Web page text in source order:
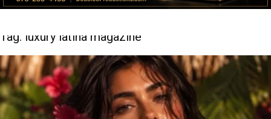
Tag: luxury latina magazine